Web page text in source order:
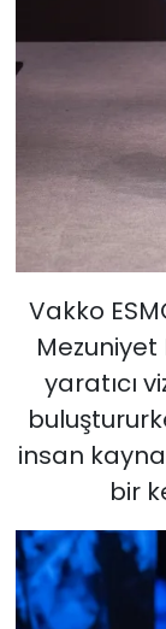
Vakko
Mezuniyet
yaratıcı
insan
bir